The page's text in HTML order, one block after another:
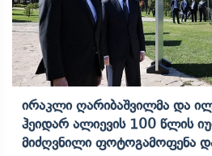
Ირაკლი Ღარიბაშვილმა Და
Ჰეიდარ Ალიევის 100 Წლის
Მიძღვნილი Ფოტოგამოფენა